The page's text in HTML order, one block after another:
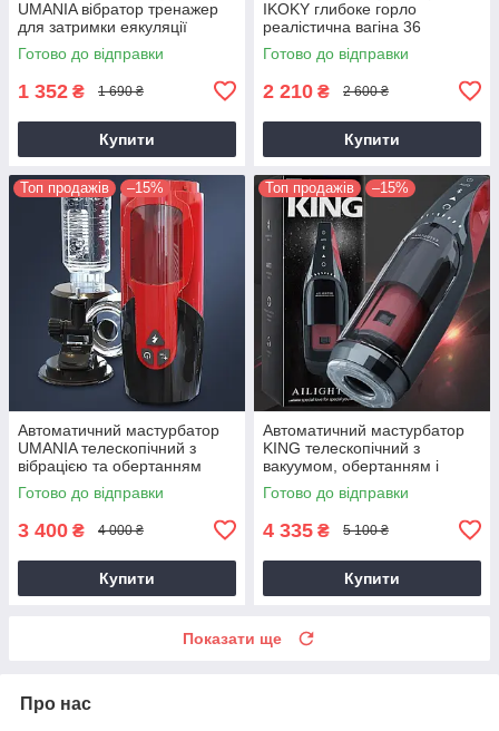
UMANIA вібратор тренажер
для затримки еякуляції
чорний 10 режимів
Готово до відправки
1 352 ₴ 1 690 ₴
Купити
IKOKY глибоке горло
реалістична вагіна 36
режимів вібрації
Готово до відправки
2 210 ₴ 2 600 ₴
Купити
Топ продажів –15%
Автоматичний мастурбатор
UMANIA телескопічний з
вібрацією та обертанням
реалістична вагіна
Готово до відправки
3 400 ₴ 4 000 ₴
Купити
Топ продажів –15%
Автоматичний мастурбатор
KING телескопічний з
вакуумом, обертанням і
підігрівом
Готово до відправки
4 335 ₴ 5 100 ₴
Купити
Показати ще
Про нас